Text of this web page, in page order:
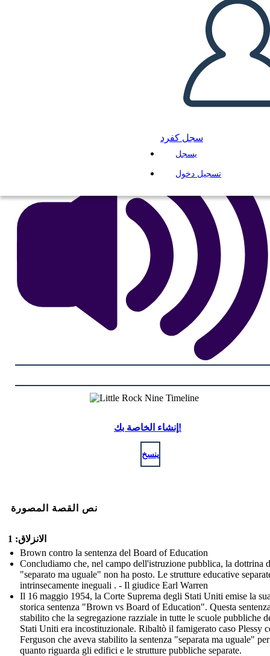
سجل كفرد
يسجل
تسجيل دخول
إنشاء الخاصة بك!
ينسخ
نص القصة المصورة
الانزلاق: 1
Brown contro la sentenza del Board of Education
Concludiamo che, nel campo dell'istruzione pubblica, la dottrina
"separato ma uguale" non ha posto. Le strutture educative
intrinsecamente ineguali . - Il giudice Earl Warren
Il 16 maggio 1954, la Corte Suprema degli Stati Uniti emise la
storica sentenza "Brown vs Board of Education". Questa
stabilito che la segregazione razziale in tutte le scuole pubbliche
Stati Uniti era incostituzionale. Ribaltò il famigerato caso Plessy
Ferguson che aveva stabilito la sentenza "separata ma uguale" per
quanto riguarda gli edifici e le strutture pubbliche separate.